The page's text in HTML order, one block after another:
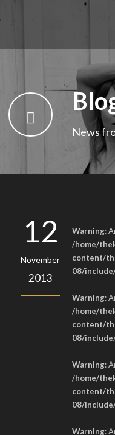
News
12
November
2013
Warning:
/home/
content/
08/
Warning:
/home/
content/
08/
Warning:
/home/
content/
08/
Warning: